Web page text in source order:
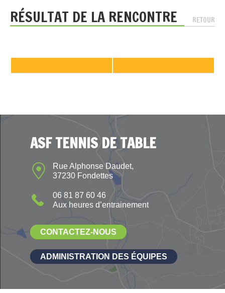
RÉSULTAT DE LA RENCONTRE RETOUR
ASF TENNIS DE TABLE
Rue Alphonse Daudet,
37230 Fondettes
06 81 87 60 46
Aux heures d’entrainement
CONTACTEZ-NOUS
ADMINISTRATION DES ÉQUIPES